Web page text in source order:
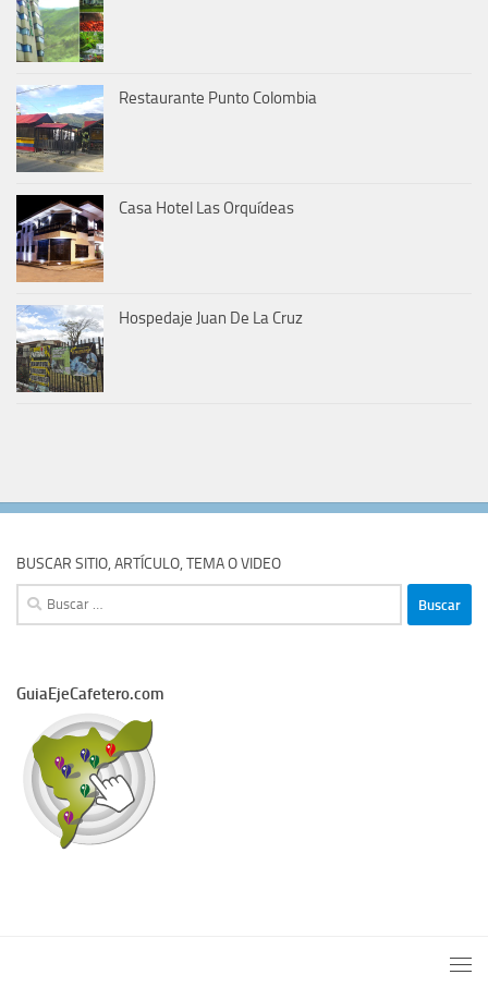
Restaurante Punto Colombia
Casa Hotel Las Orquídeas
Hospedaje Juan De La Cruz
BUSCAR SITIO, ARTÍCULO, TEMA O VIDEO
Buscar:
GuiaEjeCafetero.com